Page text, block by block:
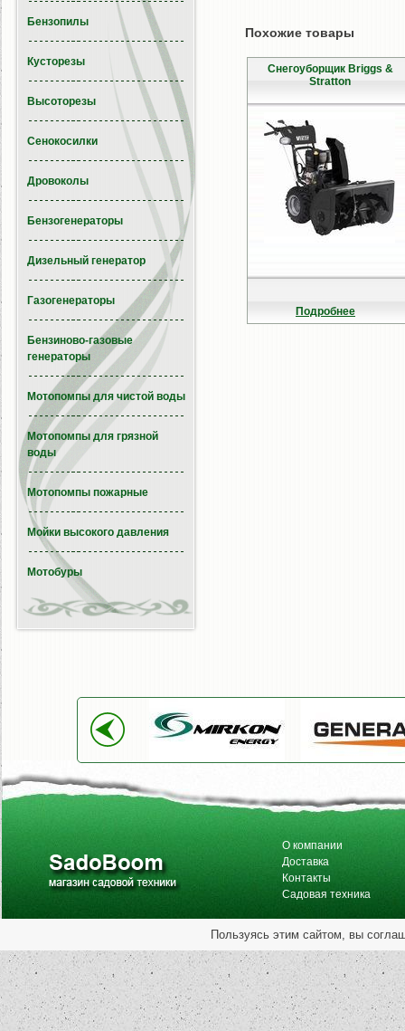
Похожие товары
Снегоуборщик Briggs &
Stratton
Подробнее
Бензопилы
Кусторезы
Высоторезы
Сенокосилки
Дровоколы
Бензогенераторы
Дизельный генератор
Газогенераторы
Бензиново-газовые
генераторы
Мотопомпы для чистой воды
Мотопомпы для грязной
воды
Мотопомпы пожарные
Мойки высокого давления
Мотобуры
О компании
Доставка
Контакты
Садовая техника
Пользуясь этим сайтом, вы